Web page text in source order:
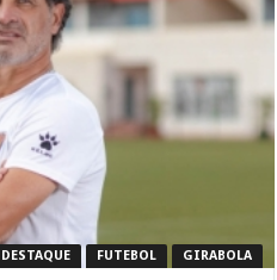
DESTAQUE FUTEBOL GIRABOLA